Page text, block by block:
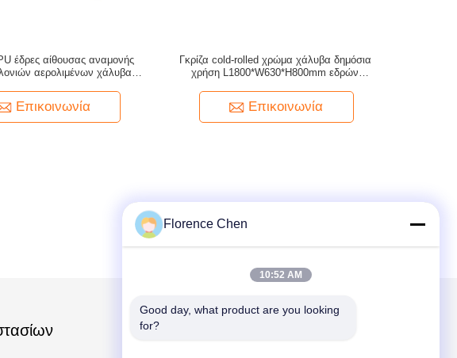
έδρες αίθουσας αναμονής
αερολιμένων χάλυβα
Επικοινωνία
Γκρίζα cold-rolled χρώμα χάλυβα δημόσια
χρήση L1800*W630*H800mm εδρών
Επικοινωνία
Στείλτε μας μήνυμα
Florence Chen
10:52 AM
Good day, what product are you looking
for?